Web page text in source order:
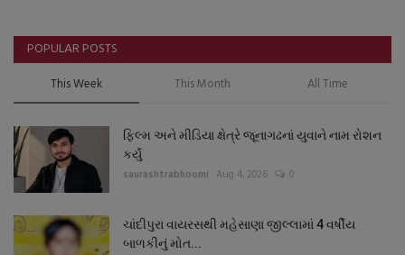
POPULAR POSTS
This Week This Month All Time
ફિલ્મ અને મીડિયા ક્ષેત્રે જૂનાગઢનાં યુવાને નામ રોશન
કર્યું
saurashtrabhoomi Aug 4, 2026 0
ચાંદીપુરા વાયરસથી મહેસાણા જીલ્લામાં 4 વર્ષીય
બાળકીનું મોત...